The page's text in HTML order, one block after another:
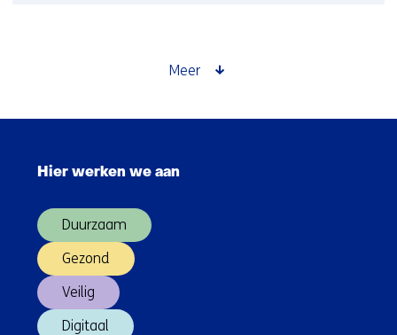
Meer
Hier werken we aan
Duurzaam
Gezond
Veilig
Digitaal